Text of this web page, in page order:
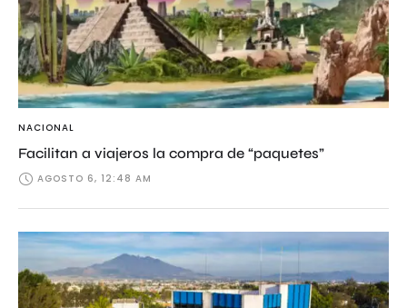
NACIONAL
Facilitan a viajeros la compra de “paquetes”
AGOSTO 6, 12:48 AM